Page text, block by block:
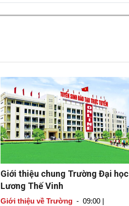
Giới thiệu chung Trường Đại học
Lương Thế Vinh
Giới thiệu về Trường- 09:00 |